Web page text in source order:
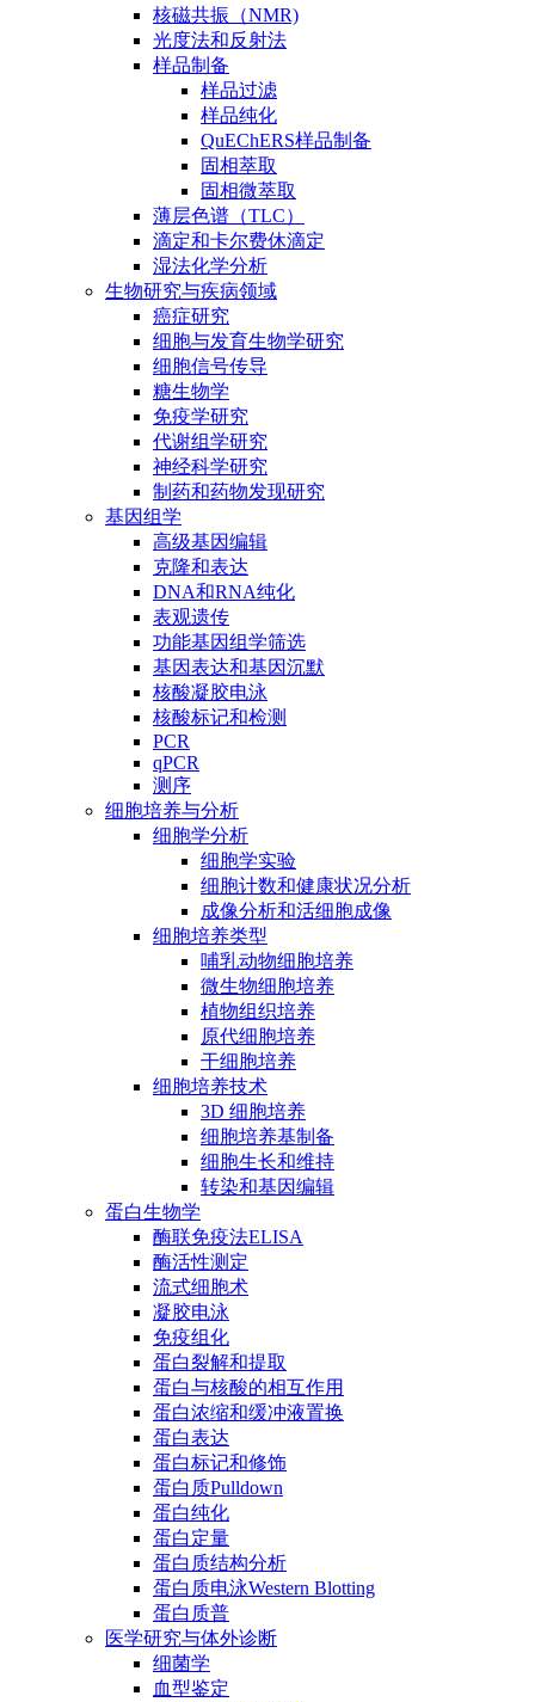
核磁共振（NMR)
光度法和反射法
样品制备
样品过滤
样品纯化
QuEChERS样品制备
固相萃取
固相微萃取
薄层色谱（TLC）
滴定和卡尔费休滴定
湿法化学分析
生物研究与疾病领域
癌症研究
细胞与发育生物学研究
细胞信号传导
糖生物学
免疫学研究
代谢组学研究
神经科学研究
制药和药物发现研究
基因组学
高级基因编辑
克隆和表达
DNA和RNA纯化
表观遗传
功能基因组学筛选
基因表达和基因沉默
核酸凝胶电泳
核酸标记和检测
PCR
qPCR
测序
细胞培养与分析
细胞学分析
细胞学实验
细胞计数和健康状况分析
成像分析和活细胞成像
细胞培养类型
哺乳动物细胞培养
微生物细胞培养
植物组织培养
原代细胞培养
干细胞培养
细胞培养技术
3D 细胞培养
细胞培养基制备
细胞生长和维持
转染和基因编辑
蛋白生物学
酶联免疫法ELISA
酶活性测定
流式细胞术
凝胶电泳
免疫组化
蛋白裂解和提取
蛋白与核酸的相互作用
蛋白浓缩和缓冲液置换
蛋白表达
蛋白标记和修饰
蛋白质Pulldown
蛋白纯化
蛋白定量
蛋白质结构分析
蛋白质电泳Western Blotting
蛋白质普
医学研究与体外诊断
细菌学
血型鉴定